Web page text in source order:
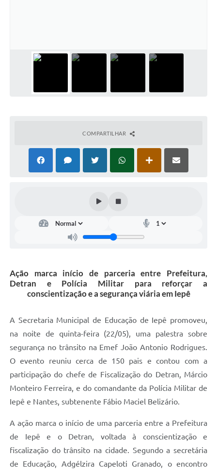
Legislação
Acessibilidade
Secretarias
A Prefeitura
Serviço de Informação ao Cidadão (SIC)
COMPARTILHAR
Ação marca início de parceria entre Prefeitura,
Detran e Polícia Militar para reforçar a
conscientização e a segurança viária em Iepê
A Secretaria Municipal de Educação de Iepê promoveu,
na noite de quinta-feira (22/05), uma palestra sobre
segurança no trânsito na Emef João Antonio Rodrigues.
O evento reuniu cerca de 150 pais e contou com a
participação do chefe de Fiscalização do Detran, Márcio
Monteiro Ferreira, e do comandante da Polícia Militar de
Iepê e Nantes, subtenente Fábio Maciel Belizário.
A ação marca o início de uma parceria entre a Prefeitura
de Iepê e o Detran, voltada à conscientização e
fiscalização do trânsito na cidade. Segundo a secretária
de Educação, Adgélzira Capeloti Granado, o encontro